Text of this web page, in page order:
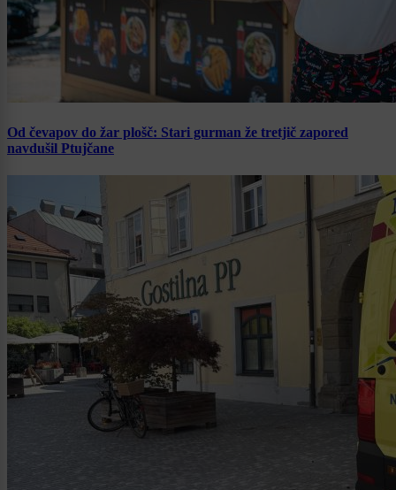
Od čevapov do žar plošč: Stari gurman že tretjič zapored
navdušil Ptujčane